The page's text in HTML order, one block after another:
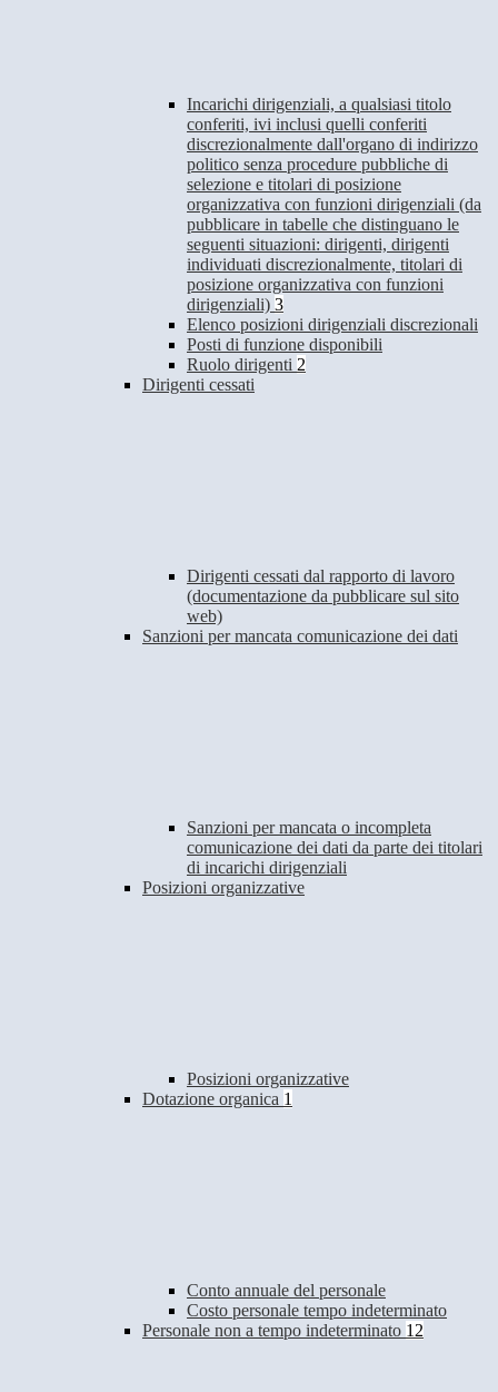
Incarichi dirigenziali, a qualsiasi titolo
conferiti, ivi inclusi quelli conferiti
discrezionalmente dall'organo di indirizzo
politico senza procedure pubbliche di
selezione e titolari di posizione
organizzativa con funzioni dirigenziali (da
pubblicare in tabelle che distinguano le
seguenti situazioni: dirigenti, dirigenti
individuati discrezionalmente, titolari di
posizione organizzativa con funzioni
dirigenziali) 3
Elenco posizioni dirigenziali discrezionali
Posti di funzione disponibili
Ruolo dirigenti 2
Dirigenti cessati
Dirigenti cessati dal rapporto di lavoro
(documentazione da pubblicare sul sito
web)
Sanzioni per mancata comunicazione dei dati
Sanzioni per mancata o incompleta
comunicazione dei dati da parte dei titolari
di incarichi dirigenziali
Posizioni organizzative
Posizioni organizzative
Dotazione organica 1
Conto annuale del personale
Costo personale tempo indeterminato
Personale non a tempo indeterminato 12